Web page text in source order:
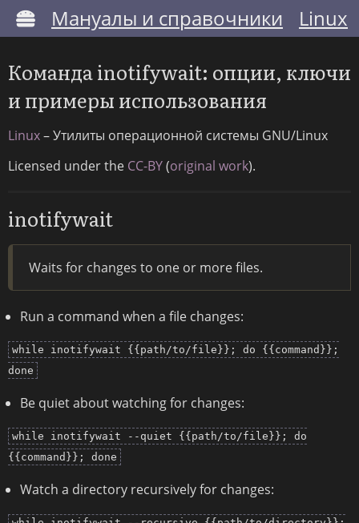
Мануалы и справочники Linux
Команда inotifywait: опции, ключи
и примеры использования
Linux– Утилиты операционной системы GNU/Linux
Licensed under the CC-BY(original work).
inotifywait
Waits for changes to one or more files.
Run a command when a file changes:
while inotifywait {{path/to/file}}; do {{command}};
done
Be quiet about watching for changes:
while inotifywait --quiet {{path/to/file}}; do
{{command}}; done
Watch a directory recursively for changes: